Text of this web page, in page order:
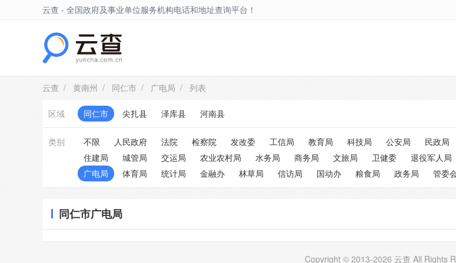
云查 - 全国政府及事业单位服务机构电话和地址查询平台！
云查/黄南州/同仁市/广电局/ 列表
区域 同仁市 尖扎县 泽库县 河南县
类别 不限 人民政府 法院 检察院 发改委 工信局 教育局 科技局 公安局 民政局
住建局
城管局 交运局 农业农村局 水务局 商务局 文旅局 卫健委 退役军人局
广电局
体育局 统计局 金融办 林草局 信访局 国动办 粮食局 政务局 管委
同仁市广电局
Copyright © 2013-2026 云查 All Rights